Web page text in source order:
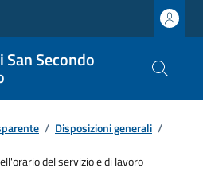
San Secondo
/ Disposizioni generali /
del servizio e di lavoro